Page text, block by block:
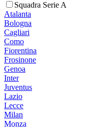
Squadra Serie A
Atalanta
Bologna
Cagliari
Como
Fiorentina
Frosinone
Genoa
Inter
Juventus
Lazio
Lecce
Milan
Monza